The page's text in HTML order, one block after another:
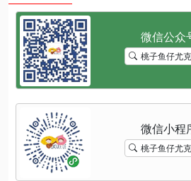
桃子鱼仔尤
桃子鱼仔尤